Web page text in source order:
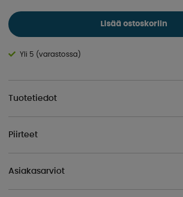
Lisää ostoskoriin
Yli 5 (varastossa)
Tuotetiedot
Piirteet
Asiakasarviot